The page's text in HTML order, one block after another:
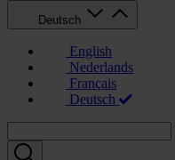
Deutsch
English
Nederlands
Français
Deutsch